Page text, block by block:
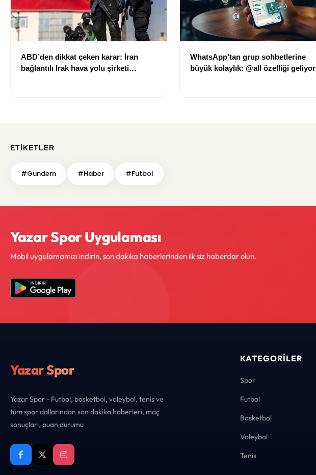
ABD’den dikkat çeken karar: İran
bağlantılı Irak hava yolu şirketi
WhatsApp’tan grup sohbetlerine
büyük kolaylık: @all özelliği geliyor
ETIKETLER
#Gundem #Haber #Futbol
Yazar Spor Uygulaması
Mobil uygulamamızı indirin, son dakika haberlerinden ilk siz haberdar olun.
Yazar Spor
Yazar Spor - Futbol, basketbol, voleybol, tenis ve
tüm spor dallarından son dakika haberleri, maç
sonuçları, puan durumu
KATEGORILER
Spor
Futbol
Basketbol
Voleybol
Tenis